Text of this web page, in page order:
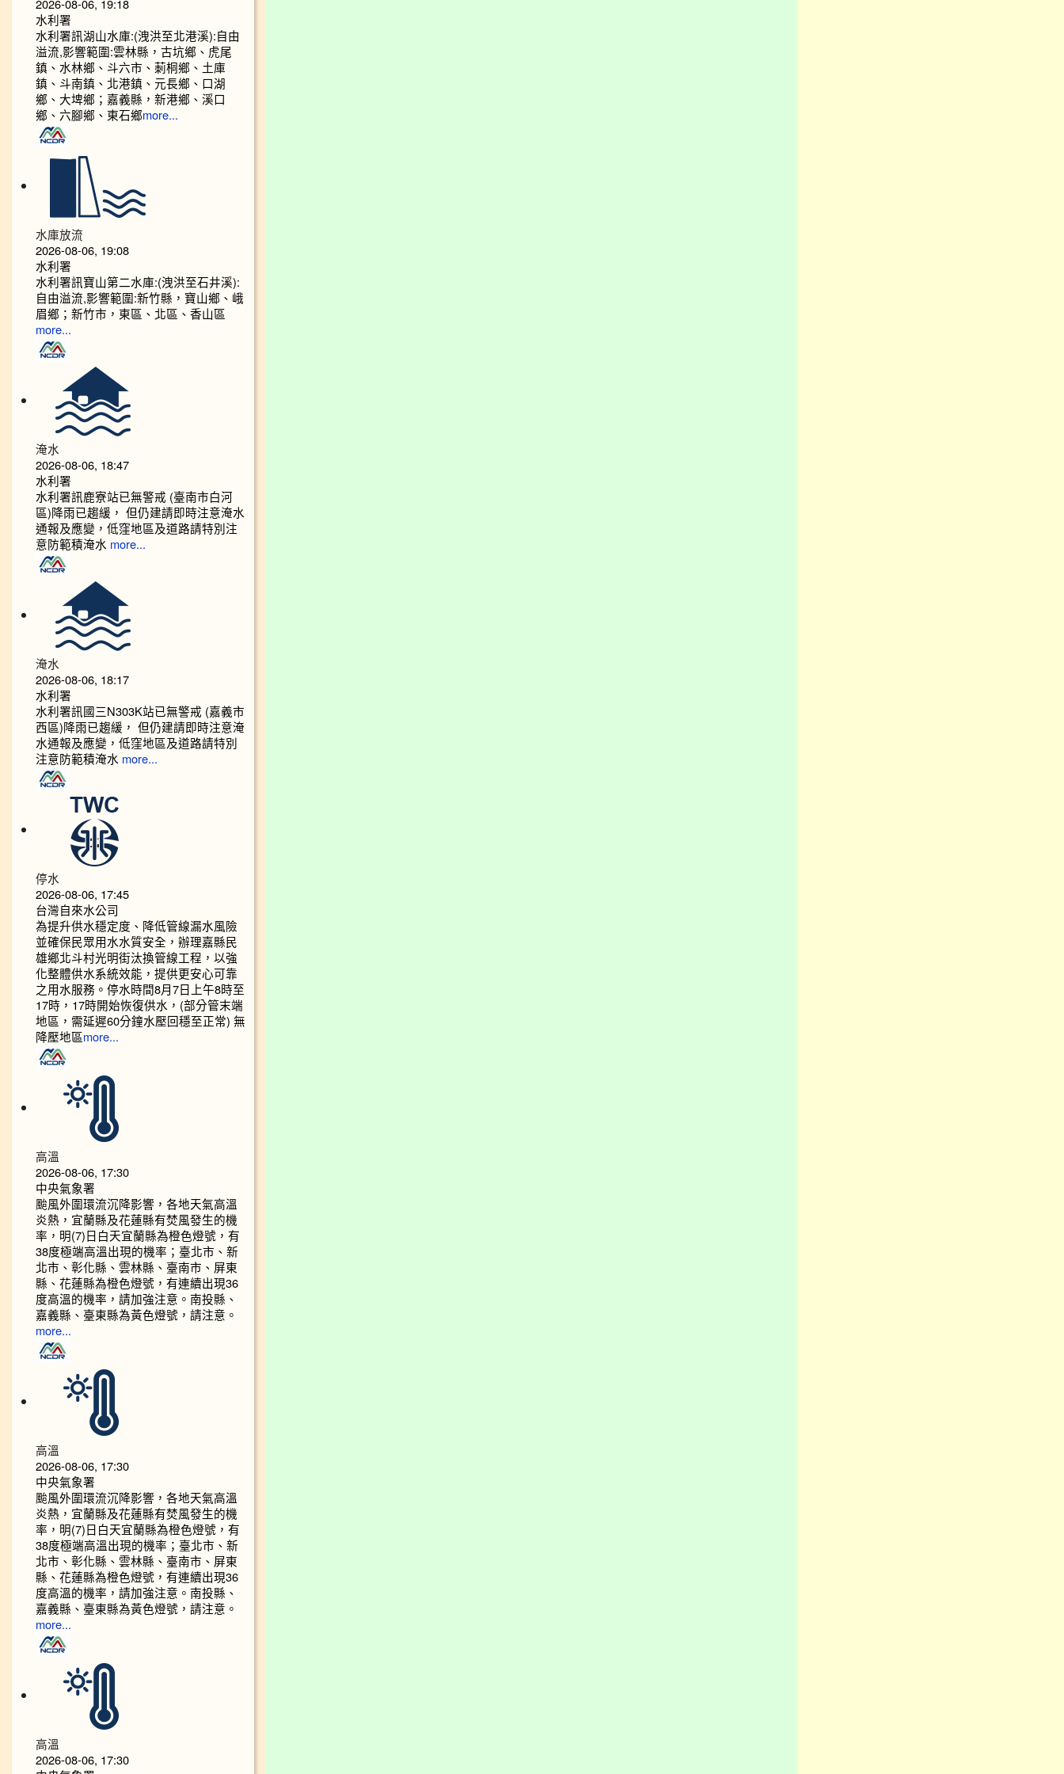
2026-08-06, 19:18
水利署
水利署訊湖山水庫:(洩洪至北港溪):自由
溢流,影響範圍:雲林縣，古坑鄉、虎尾
鎮、水林鄉、斗六市、莿桐鄉、土庫
鎮、斗南鎮、北港鎮、元長鄉、口湖
鄉、大埤鄉；嘉義縣，新港鄉、溪口
鄉、六腳鄉、東石鄉more...
水庫放流
2026-08-06, 19:08
水利署
水利署訊寶山第二水庫:(洩洪至石井溪):
自由溢流,影響範圍:新竹縣，寶山鄉、峨
眉鄉；新竹市，東區、北區、香山區
more...
淹水
2026-08-06, 18:47
水利署
水利署訊鹿寮站已無警戒 (臺南市白河
區)降雨已趨緩， 但仍建請即時注意淹水
通報及應變，低窪地區及道路請特別注
意防範積淹水 more...
淹水
2026-08-06, 18:17
水利署
水利署訊國三N303K站已無警戒 (嘉義市
西區)降雨已趨緩， 但仍建請即時注意淹
水通報及應變，低窪地區及道路請特別
注意防範積淹水 more...
停水
2026-08-06, 17:45
台灣自來水公司
為提升供水穩定度、降低管線漏水風險
並確保民眾用水水質安全，辦理嘉縣民
雄鄉北斗村光明街汰換管線工程，以強
化整體供水系統效能，提供更安心可靠
之用水服務。停水時間8月7日上午8時至
17時，17時開始恢復供水，(部分管末端
地區，需延遲60分鐘水壓回穩至正常) 無
降壓地區more...
高溫
2026-08-06, 17:30
中央氣象署
颱風外圍環流沉降影響，各地天氣高溫
炎熱，宜蘭縣及花蓮縣有焚風發生的機
率，明(7)日白天宜蘭縣為橙色燈號，有
38度極端高溫出現的機率；臺北市、新
北市、彰化縣、雲林縣、臺南市、屏東
縣、花蓮縣為橙色燈號，有連續出現36
度高溫的機率，請加強注意。南投縣、
嘉義縣、臺東縣為黃色燈號，請注意。
more...
高溫
2026-08-06, 17:30
中央氣象署
颱風外圍環流沉降影響，各地天氣高溫
炎熱，宜蘭縣及花蓮縣有焚風發生的機
率，明(7)日白天宜蘭縣為橙色燈號，有
38度極端高溫出現的機率；臺北市、新
北市、彰化縣、雲林縣、臺南市、屏東
縣、花蓮縣為橙色燈號，有連續出現36
度高溫的機率，請加強注意。南投縣、
嘉義縣、臺東縣為黃色燈號，請注意。
more...
高溫
2026-08-06, 17:30